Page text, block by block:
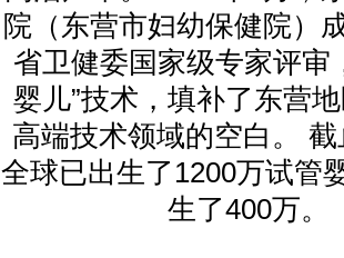
院（东营市妇幼保健院）
省卫健委国家级专家评审
婴儿”技术，填补了东营
高端技术领域的空白。 截
全球已出生了1200万试管
生了400万。